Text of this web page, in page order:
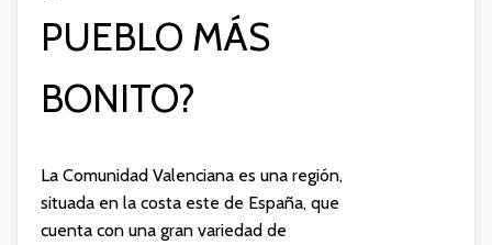
PUEBLO MÁS
BONITO?
La Comunidad Valenciana es una región,
situada en la costa este de España, que
cuenta con una gran variedad de